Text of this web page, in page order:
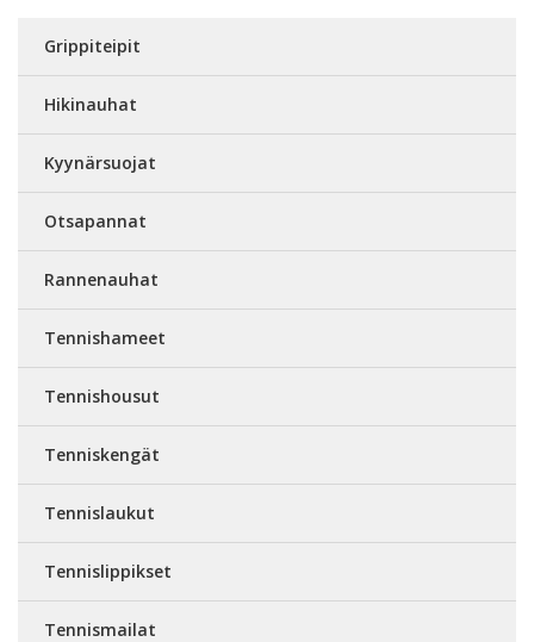
Grippiteipit
Hikinauhat
Kyynärsuojat
Otsapannat
Rannenauhat
Tennishameet
Tennishousut
Tenniskengät
Tennislaukut
Tennislippikset
Tennismailat